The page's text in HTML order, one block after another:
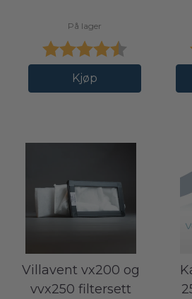
På lager
Karakter: 4.7 av 5
Kjøp
Villavent vx200 og
vvx250 filtersett